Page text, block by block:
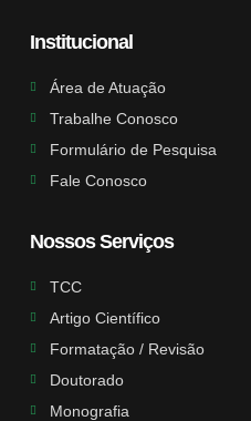
Institucional
Área de Atuação
Trabalhe Conosco
Formulário de Pesquisa
Fale Conosco
Nossos Serviços
TCC
Artigo Científico
Formatação / Revisão
Doutorado
Monografia